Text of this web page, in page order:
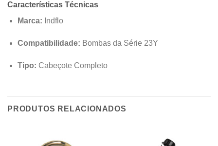
Características Técnicas
Marca: Indflo
Compatibilidade: Bombas da Série 23Y
Tipo: Cabeçote Completo
PRODUTOS RELACIONADOS